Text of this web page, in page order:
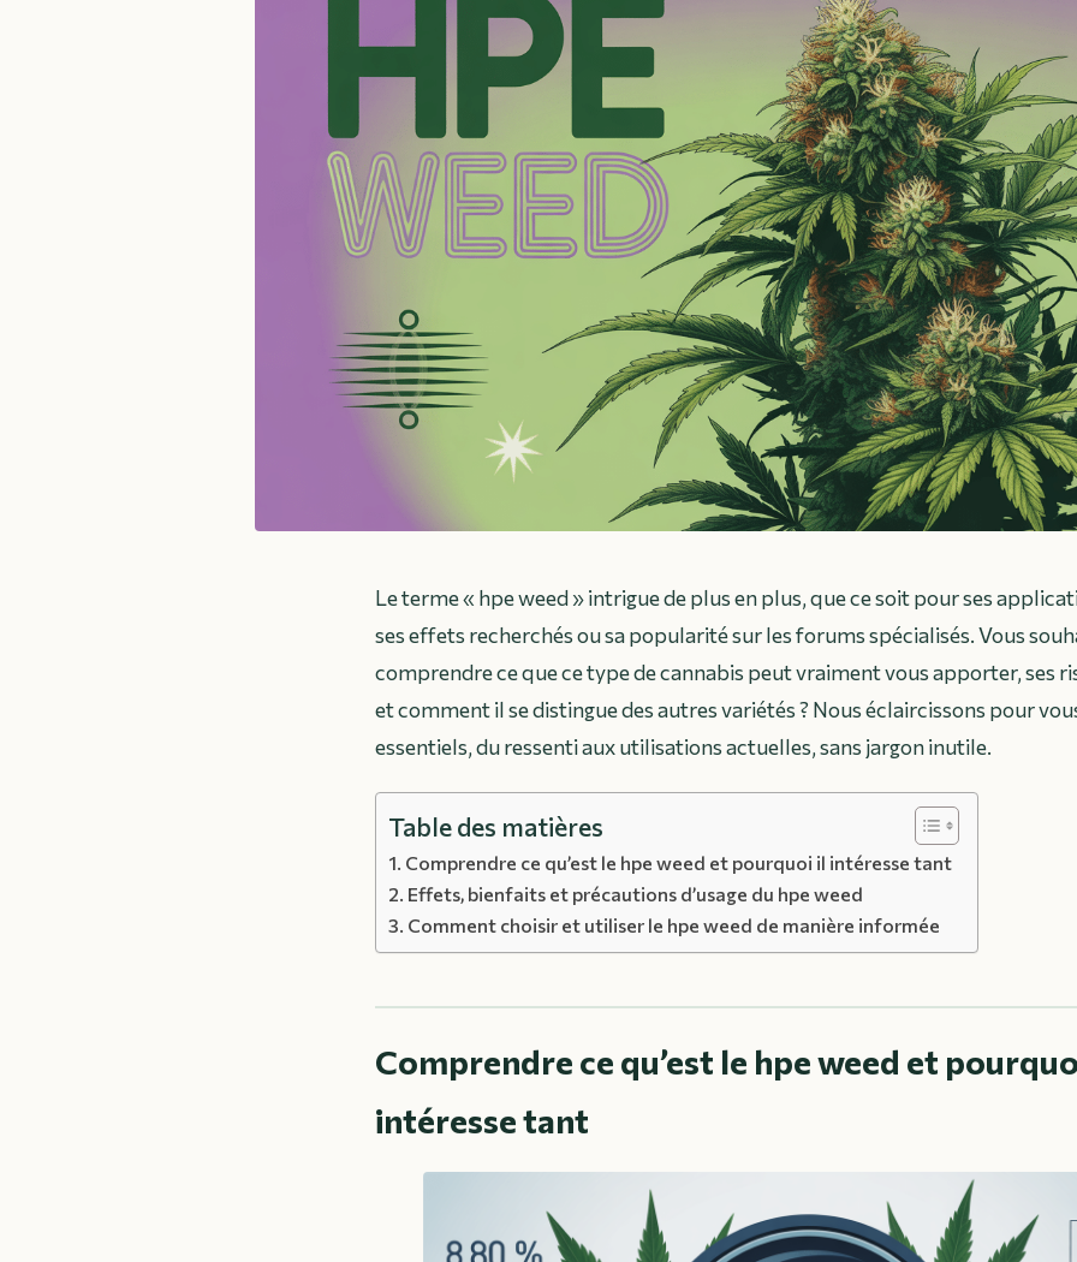
Le terme « hpe weed » intrigue de plus en plus, que ce soit pour ses
ses effets recherchés ou sa popularité sur les forums spécialisés. Vous
comprendre ce que ce type de cannabis peut vraiment vous apporter, ses
et comment il se distingue des autres variétés ? Nous éclaircissons pour
essentiels, du ressenti aux utilisations actuelles, sans jargon inutile.
Table des matières
Comprendre ce qu’est le hpe weed et pourquoi il intéresse tant
Effets, bienfaits et précautions d’usage du hpe weed
Comment choisir et utiliser le hpe weed de manière informée
Comprendre ce qu’est le hpe weed et
intéresse tant